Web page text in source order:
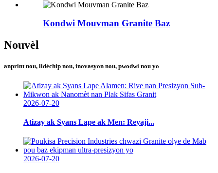
Kondwi Mouvman Granite Baz
Nouvèl
anprint nou, lidèchip nou, inovasyon nou, pwodwi nou yo
2026-07-20
Atizay ak Syans Lape ak Men: Reyaji...
2026-07-20